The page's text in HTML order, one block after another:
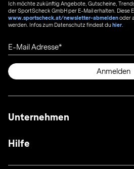
Ich möchte zukünftig Angebote, Gutscheine,
der SportScheck GmbH per E-Mail erhalten. Diese
www.sportscheck.at/newsletter-abmeldenoder
werden. Infos zum Datenschutz findest du hier
E-Mail Adresse
Anmelden
Unternehmen
Hilfe